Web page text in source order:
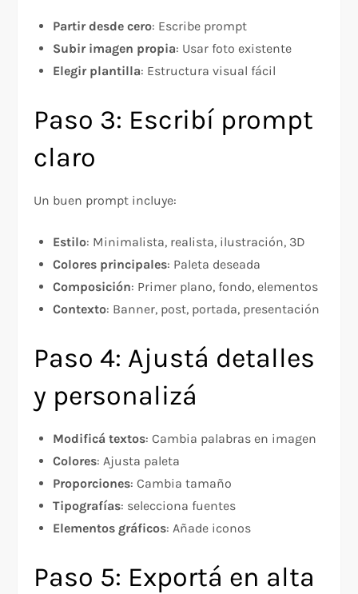
Partir desde cero: Escribe prompt
Subir imagen propia: Usar foto existente
Elegir plantilla: Estructura visual fácil
Paso 3: Escribí prompt
claro
Un buen prompt incluye:
Estilo: Minimalista, realista, ilustración, 3D
Colores principales: Paleta deseada
Composición: Primer plano, fondo, elementos
Contexto: Banner, post, portada, presentación
Paso 4: Ajustá detalles
y personalizá
Modificá textos: Cambia palabras en imagen
Colores: Ajusta paleta
Proporciones: Cambia tamaño
Tipografías: selecciona fuentes
Elementos gráficos: Añade iconos
Paso 5: Exportá en alta